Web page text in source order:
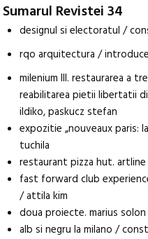
Sumarul Revistei 34
designul si electoratul /
rqo arquitectura /
milenium III. restaurarea a
reabilitarea pietii libertatii
ildiko, paskucz stefan
expozitie „nouveaux paris:
tuchila
restaurant pizza hut.
fast forward club
/ attila kim
doua proiecte. marius
alb si negru la milano /